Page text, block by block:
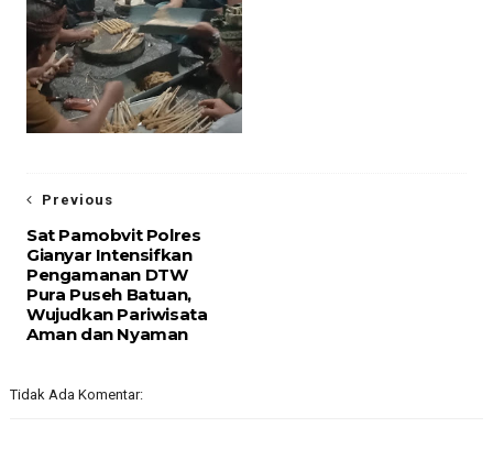
Previous
Sat Pamobvit Polres
Gianyar Intensifkan
Pengamanan DTW
Pura Puseh Batuan,
Wujudkan Pariwisata
Aman dan Nyaman
Tidak Ada Komentar: